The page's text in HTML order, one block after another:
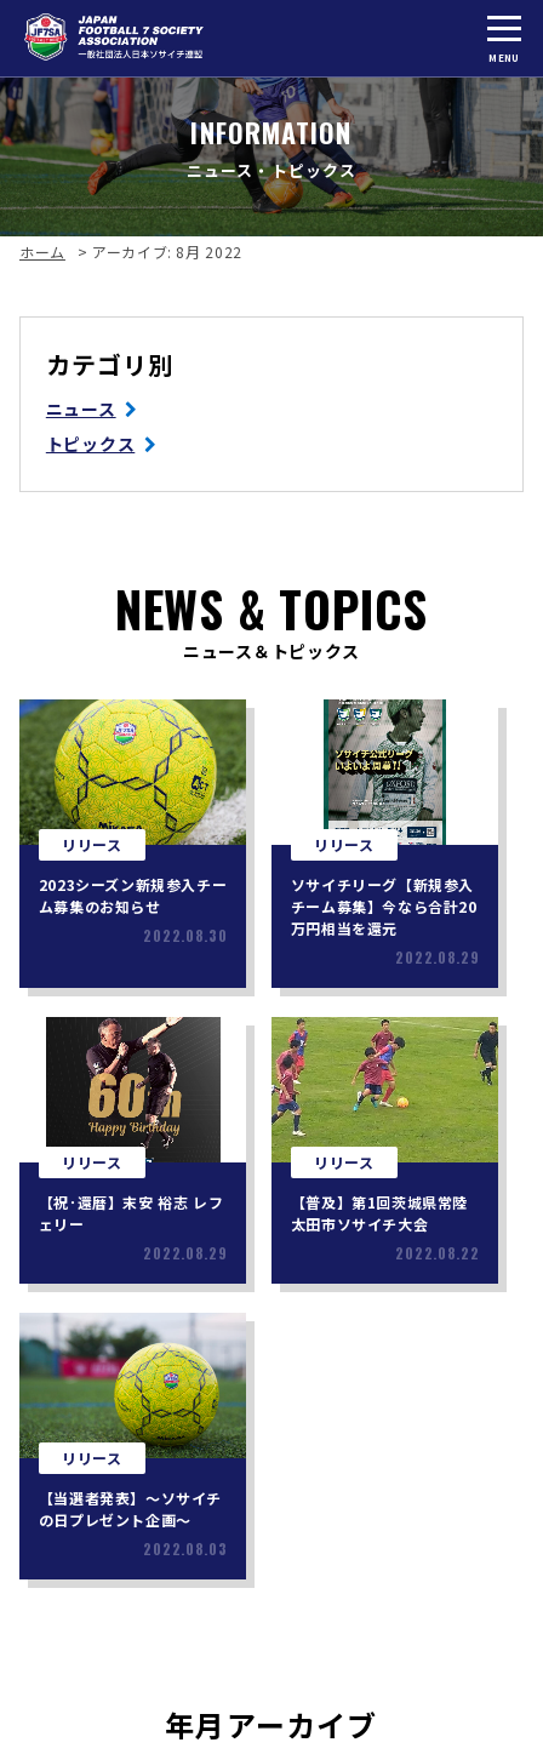
MENU
INFORMATION
ニュース・トピックス
ホーム > アーカイブ: 8月 2022
カテゴリ別
ニュース
トピックス
NEWS & TOPICS
ニュース＆トピックス
リリース
2023シーズン新規参入チー
ム募集のお知らせ
2022.08.30
リリース
ソサイチリーグ【新規参入
チーム募集】今なら合計20
万円相当を還元
2022.08.29
リリース
【祝･還暦】末安 裕志 レフ
ェリー
2022.08.29
リリース
【普及】第1回茨城県常陸
太田市ソサイチ大会
2022.08.22
リリース
【当選者発表】〜ソサイチ
の日プレゼント企画〜
2022.08.03
年月アーカイブ